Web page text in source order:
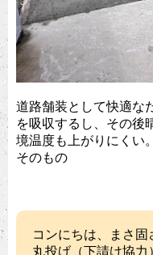
道路舗装として快適な
を吸収するし、その後
境温度も上がりにくい
そのもの
コンにちは、まさ固
丸投げ（下請け協力